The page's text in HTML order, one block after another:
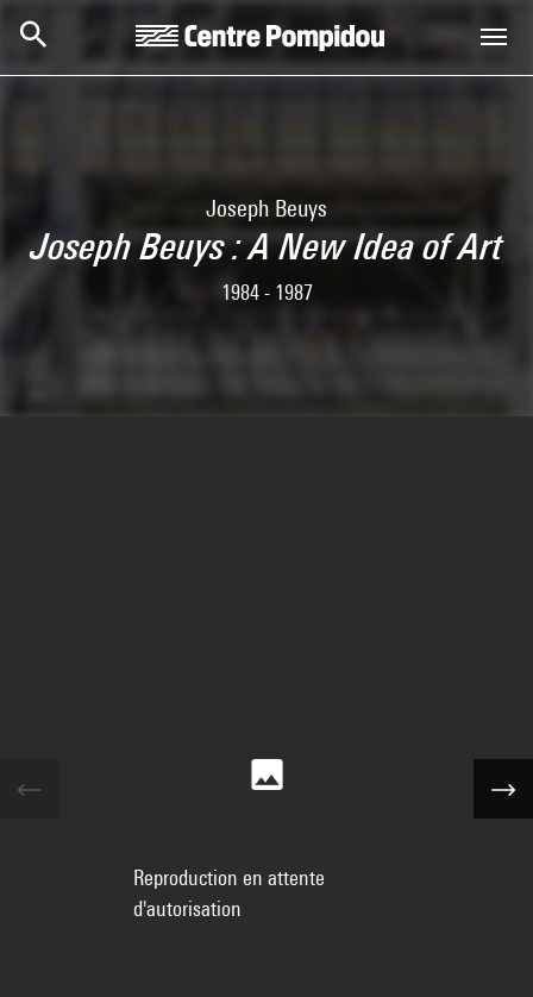
Joseph Beuys
Joseph Beuys : A New Idea of Art
1984 - 1987
Reproduction en attente
d'autorisation